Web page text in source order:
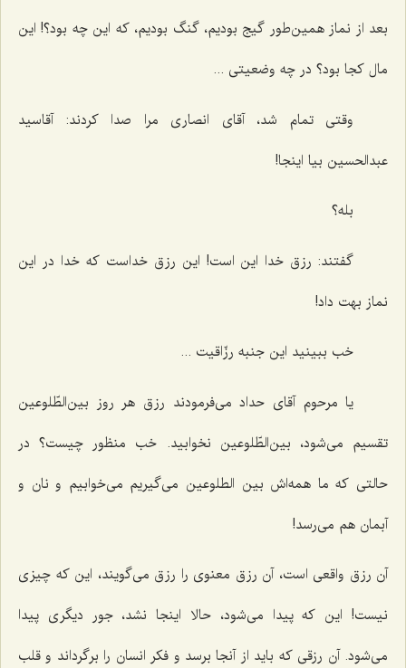
بعد از نماز همین‌طور گیج بودیم، گنگ بودیم، كه این چه بود؟! این
مال كجا بود؟ در چه وضعیتی ...
وقتی تمام شد، آقای انصاری مرا صدا كردند: آقاسید
عبدالحسین بیا اینجا!
بله؟
گفتند: رزق خدا این است! این رزق خداست كه خدا در این
نماز بهت داد!
خب ببینید این جنبه رزّاقیت ...
یا مرحوم آقای حداد می‌فرمودند رزق هر روز بین‌الطّلوعین
تقسیم می‌شود، بین‌الطّلوعین نخوابید. خب منظور چیست؟ در
حالتی كه ما همه‌اش بین الطلوعین می‌گیریم می‌خوابیم و نان و
آبمان هم می‌رسد!
آن رزق واقعی است، آن رزق معنوی را رزق می‌گویند، این كه چیزی
نیست! این كه پیدا می‌شود، حالا اینجا نشد، جور دیگری پیدا
می‌شود. آن رزقی كه باید از آنجا برسد و فكر انسان را برگرداند و قلب